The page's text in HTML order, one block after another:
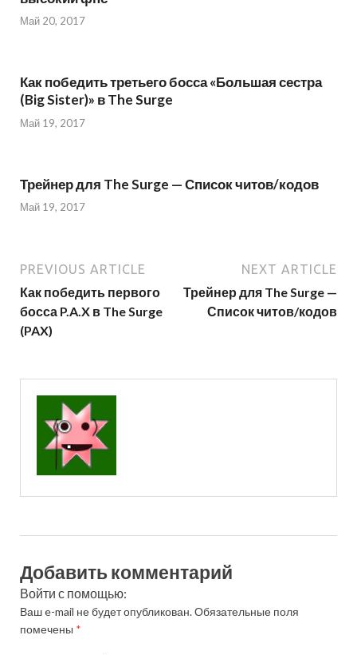
Май 20, 2017
Как победить третьего босса «Большая сестра
(Big Sister)» в The Surge
Май 19, 2017
Трейнер для The Surge — Список читов/кодов
Май 19, 2017
PREVIOUS ARTICLE
Как победить первого
босса P.A.X в The Surge
(PAX)
NEXT ARTICLE
Трейнер для The Surge —
Список читов/кодов
Добавить комментарий
Войти с помощью:
Ваш e-mail не будет опубликован.Обязательные поля
помечены *